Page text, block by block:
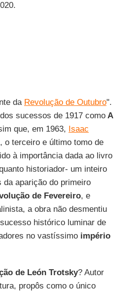
da Revolução de Outubro".
sucessos de 1917 comoA
que, em 1963, Isaac
o terceiro e último tomo de
à importância dada ao livro
historiador- um inteiro
da aparição do primeiro
de Fevereiro, e
a obra não desmentiu
histórico luminar de
no vastíssimo império
de León Trotsky? Autor
propôs como o único